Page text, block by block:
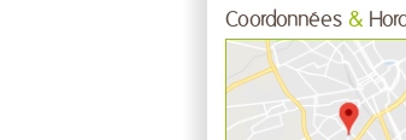
Coordonnées &